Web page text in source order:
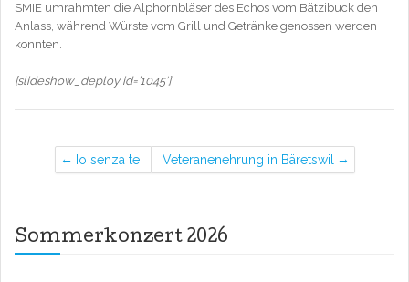
SMIE umrahmten die Alphornbläser des Echos vom Bätzibuck den
Anlass, während Würste vom Grill und Getränke genossen werden
konnten.
[slideshow_deploy id=’1045′]
Io senza te Veteranenehrung in Bäretswil
Sommerkonzert 2026